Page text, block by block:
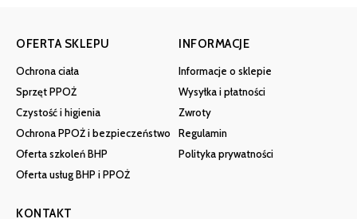
OFERTA SKLEPU
Ochrona ciała
Sprzęt PPOŻ
Czystość i higienia
Ochrona PPOŻ i bezpieczeństwo
Oferta szkoleń BHP
Oferta usług BHP i PPOŻ
INFORMACJE
Informacje o sklepie
Wysyłka i płatności
Zwroty
Regulamin
Polityka prywatności
KONTAKT